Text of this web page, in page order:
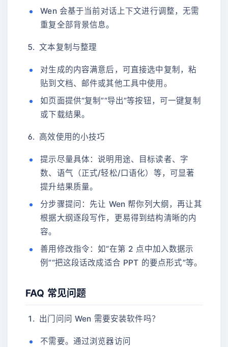
Wen 会基于当前对话上下文进行调整，无需
重复全部背景信息。
文本复制与整理
对生成的内容满意后，可直接选中复制，粘
贴到文档、邮件或其他工具中使用。
如页面提供“复制”“导出”等按钮，可一键复制
或下载结果。
高效使用的小技巧
提示尽量具体：说明用途、目标读者、字
数、语气（正式/轻松/口语化）等，可显著
提升结果质量。
分步骤提问：先让 Wen 帮你列大纲，再让其
根据大纲逐段写作，更易得到结构清晰的内
容。
善用修改指令：如“在第 2 点中加入数据示
例”“把这段话改成适合 PPT 的要点形式”等。
FAQ 常见问题
出门问问 Wen 需要安装软件吗？
不需要。通过浏览器访问